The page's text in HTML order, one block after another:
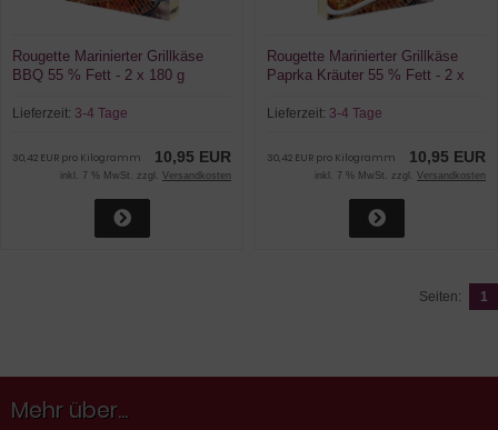
Rougette Marinierter Grillkäse
BBQ 55 % Fett - 2 x 180 g
Lieferzeit: 3-4 Tage
10,95 EUR
30,42 EUR pro Kilogramm
inkl. 7 % MwSt. zzgl. Versandkosten
Rougette Marinierter Grillkäse
Paprka Kräuter 55 % Fett - 2 x
Lieferzeit: 3-4 Tage
10,95 EUR
30,42 EUR pro Kilogramm
inkl. 7 % MwSt. zzgl. Versandkosten
Seiten: 1
Mehr über...